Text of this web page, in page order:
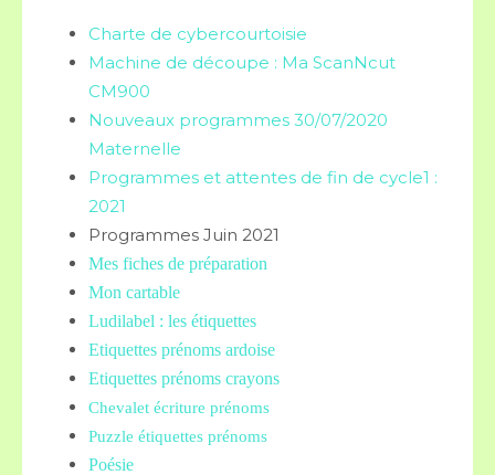
Charte de cybercourtoisie
Machine de découpe : Ma ScanNcut
CM900
Nouveaux programmes 30/07/2020
Maternelle
Programmes et attentes de fin de cycle1 :
2021
Programmes Juin 2021
Mes fiches de préparation
Mon cartable
Ludilabel : les étiquettes
Etiquettes prénoms ardoise
Etiquettes prénoms crayons
Chevalet écriture prénoms
Puzzle étiquettes prénoms
Poésie